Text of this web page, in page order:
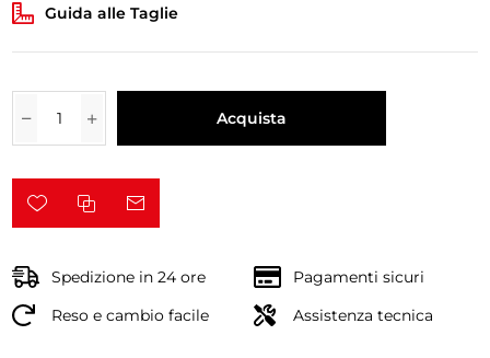
Guida alle Taglie
Acquista
Spedizione in 24 ore
Pagamenti sicuri
Reso e cambio facile
Assistenza tecnica